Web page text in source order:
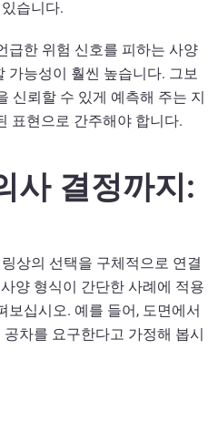
습니다.
급한 위험 신호를 피하는 사양
가능성이 훨씬 높습니다. 그보
신뢰할 수 있게 예측해 주는 지
표현으로 간주해야 합니다.
사 결정까지:
상의 선택을 구체적으로 연결
양 형식이 간단한 사례에 적용
보십시오. 예를 들어, 도면에서
차를 요구한다고 가정해 봅시